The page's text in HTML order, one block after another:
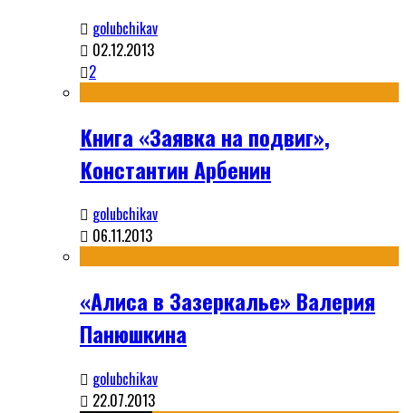
golubchikav
02.12.2013
2
Книга «Заявка на подвиг»,
Константин Арбенин
golubchikav
06.11.2013
«Алиса в Зазеркалье» Валерия
Панюшкина
golubchikav
22.07.2013